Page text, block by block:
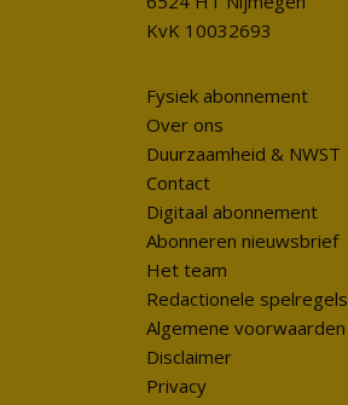
KvK 10032693
Fysiek abonnement
Over ons
Duurzaamheid & NWST
Contact
Digitaal abonnement
Abonneren nieuwsbrief
Het team
Redactionele spelregels
Algemene voorwaarden
Disclaimer
Privacy